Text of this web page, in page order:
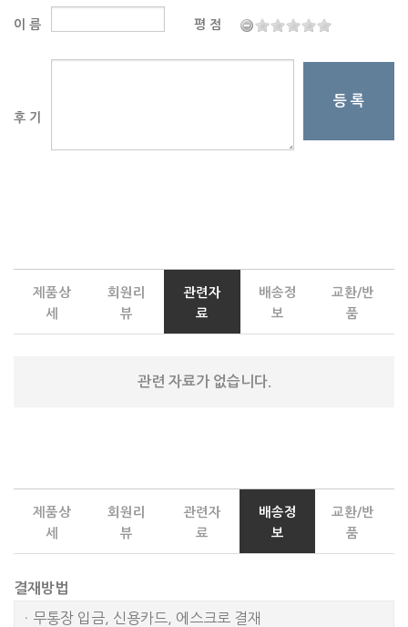
이 름 평 점
후 기
등 록
제품상
세
회원리
뷰
관련자
료
배송정
보
교환/반
품
관련 자료가 없습니다.
제품상
세
회원리
뷰
관련자
료
배송정
보
교환/반
품
결재방법
ㆍ무통장 입금, 신용카드, 에스크로 결재